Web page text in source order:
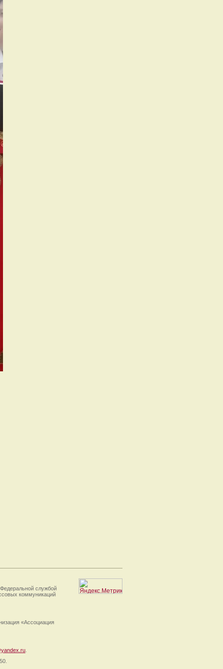
службой
коммуникаций
«Ассоциация